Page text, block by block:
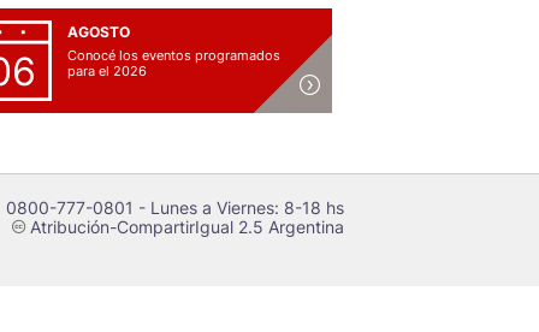
AGOSTO
Conocé los eventos programados
para el 2026
0800-777-0801 - Lunes a Viernes: 8-18 hs
cAtribución-CompartirIgual 2.5 Argentina